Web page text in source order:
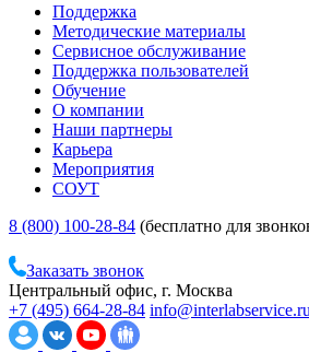
Поддержка
Методические материалы
Сервисное обслуживание
Поддержка пользователей
Обучение
О компании
Наши партнеры
Карьера
Мероприятия
СОУТ
8 (800) 100-28-84 (бесплатно для
Заказать звонок
Центральный офис, г. Москва
+7 (495) 664-28-84 info@interlabservice.ru